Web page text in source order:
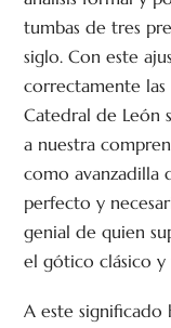
tumbas de tres
siglo. Con este
correctamente
Catedral de León
a nuestra
como avanzadilla
perfecto y
genial de quien
el gótico clásico y
A este significado